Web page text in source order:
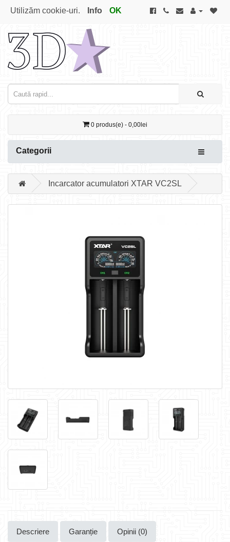
Utilizăm cookie-uri. Info OK
0 produs(e) - 0,00lei
Categorii
Incarcator acumulatori XTAR VC2SL
Descriere Garanție Opinii (0)